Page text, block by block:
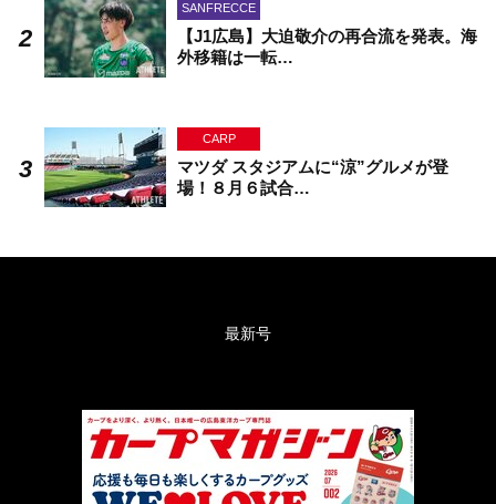
SANFRECCE
【J1広島】大迫敬介の再合流を発表。海
外移籍は一転…
CARP
マツダ スタジアムに“涼”グルメが登
場！８月６試合…
最新号